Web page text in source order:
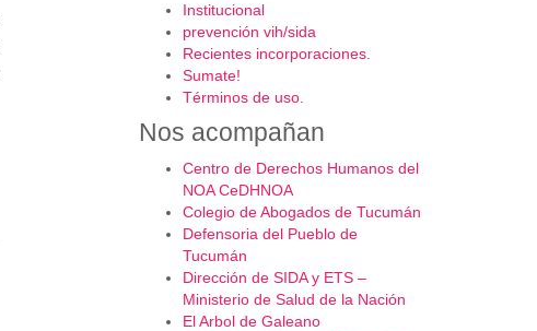
Institucional
prevención vih/sida
Recientes incorporaciones.
Sumate!
Términos de uso.
Nos acompañan
Centro de Derechos Humanos del
NOA CeDHNOA
Colegio de Abogados de Tucumán
Defensoria del Pueblo de
Tucumán
Dirección de SIDA y ETS –
Ministerio de Salud de la Nación
El Arbol de Galeano